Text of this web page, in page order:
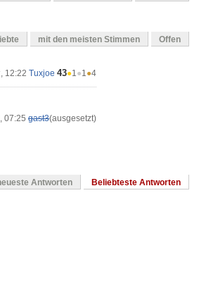
mit den meisten Stimmen Offen
12:22 Tuxjoe 43●1●1●4
07:25 gast3(ausgesetzt)
Antworten Beliebteste Antworten